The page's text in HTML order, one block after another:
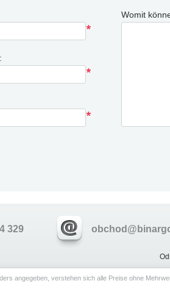
Womit
329
angegeben, verstehen sich alle Preise ohne